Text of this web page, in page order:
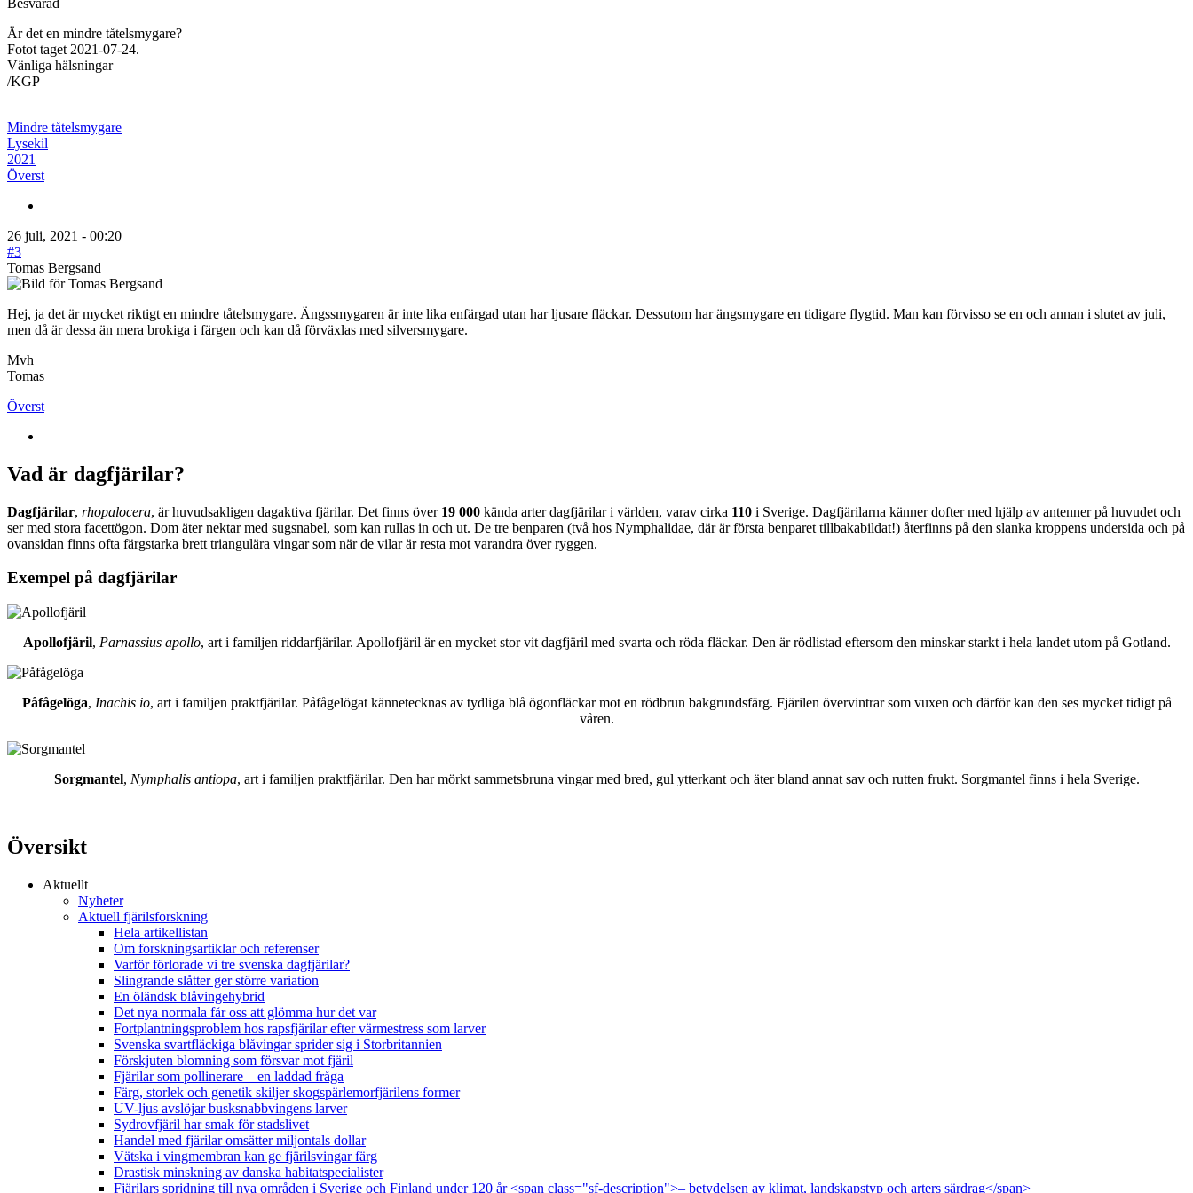
Är det en mindre tåtelsmygare?
Fotot taget 2021-07-24.
Vänliga hälsningar
/KGP
Mindre tåtelsmygare
Lysekil
2021
Överst
26 juli, 2021 - 00:20
#3
Tomas Bergsand
Hej, ja det är mycket riktigt en mindre tåtelsmygare. Ängssmygaren är inte lika enfärgad utan har ljusare fläckar. Dessutom har ängsmygare en tidigare flygtid. Man kan förvisso se en och annan i slutet av juli,
men då är dessa än mera brokiga i färgen och kan då förväxlas med silversmygare.
Mvh
Tomas
Överst
Vad är dagfjärilar?
Dagfjärilar, rhopalocera, är huvudsakligen dagaktiva fjärilar. Det finns över 19 000 kända arter dagfjärilar i världen, varav cirka 110 i Sverige. Dagfjärilarna känner dofter med hjälp av antenner på huvudet och
ser med stora facettögon. Dom äter nektar med sugsnabel, som kan rullas in och ut. De tre benparen (två hos Nymphalidae, där är första benparet tillbakabildat!) återfinns på den slanka kroppens undersida och på
ovansidan finns ofta färgstarka brett triangulära vingar som när de vilar är resta mot varandra över ryggen.
Exempel på dagfjärilar
Apollofjäril, Parnassius apollo, art i familjen riddarfjärilar. Apollofjäril är en mycket stor vit dagfjäril med svarta och röda fläckar. Den är rödlistad eftersom den minskar starkt i hela landet utom på Gotland.
Påfågelöga, Inachis io, art i familjen praktfjärilar. Påfågelögat kännetecknas av tydliga blå ögonfläckar mot en rödbrun bakgrundsfärg. Fjärilen övervintrar som vuxen och därför kan den ses mycket tidigt på
våren.
Sorgmantel, Nymphalis antiopa, art i familjen praktfjärilar. Den har mörkt sammetsbruna vingar med bred, gul ytterkant och äter bland annat sav och rutten frukt. Sorgmantel finns i hela Sverige.
Översikt
Aktuellt
Nyheter
Aktuell fjärilsforskning
Hela artikellistan
Om forskningsartiklar och referenser
Varför förlorade vi tre svenska dagfjärilar?
Slingrande slåtter ger större variation
En öländsk blåvingehybrid
Det nya normala får oss att glömma hur det var
Fortplantningsproblem hos rapsfjärilar efter värmestress som larver
Svenska svartfläckiga blåvingar sprider sig i Storbritannien
Förskjuten blomning som försvar mot fjäril
Fjärilar som pollinerare – en laddad fråga
Färg, storlek och genetik skiljer skogspärlemorfjärilens former
UV-ljus avslöjar busksnabbvingens larver
Sydrovfjäril har smak för stadslivet
Handel med fjärilar omsätter miljontals dollar
Vätska i vingmembran kan ge fjärilsvingar färg
Drastisk minskning av danska habitatspecialister
Fjärilars spridning till nya områden i Sverige och Finland under 120 år <span class="sf-description">– betydelsen av klimat, landskapstyp och arters särdrag</span>